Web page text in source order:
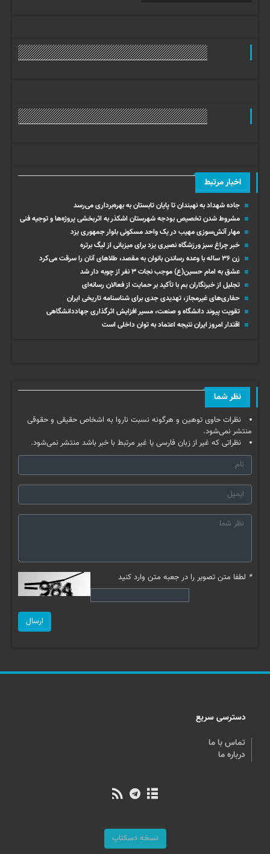
اخبار مرتبط
جاده شهداد به نهبندان تا پایان تابستان به بهره‌برداری می‌رسد
مشروط شدن تخصیص بودجه شهرستان اشکذر به اثربخشی پروژه‌ها و توجیه فنی
مهار آتش‌سوزی مهیب در یک واحد مسکونی بلوار جمهوری یزد
خبر چراغ سبز ورزشگاه نصیری یزد برای میزبانی از لیگ برتره
زن ۳۶ ساله با وعده رساندن بانوان به مقصد، طلاهای آنان را سرقت می‌کرد
عشق به امام حسین(ع) موجب نجات ۳ نفر از چوبه دار شد
تجلیل از خبرنگاران بم با تأکید بر حمایت از فعالان رسانه‌ای
حفاری‌های غیرمجاز، تهدیدی جدی برای شناسنامه تاریخی ایران
تقویت پیوند دانشگاه و صنعت، مسیر افزایش اثرگذاری جهاددانشگاهی
اقتدار امروز ایران نتیجه اعتماد به توان داخلی است
نظر شما
نظرات حاوی توهین و هرگونه نسبت ناروا به اشخاص حقیقی و حقوقی
منتشر نمی‌شود.
نظراتی که غیر از زبان فارسی یا غیر مرتبط با خبر باشد منتشر نمی‌شود.
* لطفا متن تصویر را در جعبه متن وارد کنید
ارسال
دسترسی سریع
تماس با ما
درباره ما
نسخه دسکتاپ